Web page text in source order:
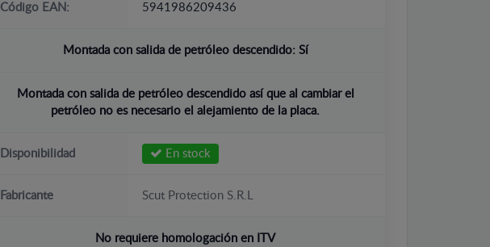
Código EAN: 5941986209436
Montada con salida de petróleo descendido: Sí
Montada con salida de petróleo descendido así que al cambiar el
petróleo no es necesario el alejamiento de la placa.
Disponibilidad En stock
Fabricante Scut Protection S.R.L
No requiere homologación en ITV